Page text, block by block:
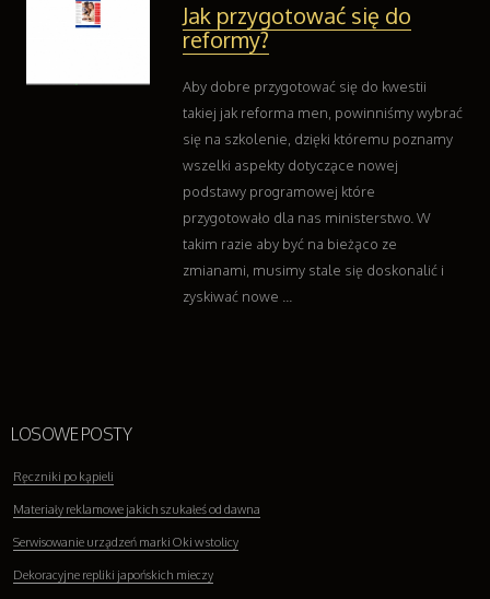
Jak przygotować się do
reformy?
Aby dobre przygotować się do kwestii
takiej jak reforma men, powinniśmy wybrać
się na szkolenie, dzięki któremu poznamy
wszelki aspekty dotyczące nowej
podstawy programowej które
przygotowało dla nas ministerstwo. W
takim razie aby być na bieżąco ze
zmianami, musimy stale się doskonalić i
zyskiwać nowe ...
LOSOWE POSTY
Ręczniki po kąpieli
Materiały reklamowe jakich szukałeś od dawna
Serwisowanie urządzeń marki Oki w stolicy
Dekoracyjne repliki japońskich mieczy